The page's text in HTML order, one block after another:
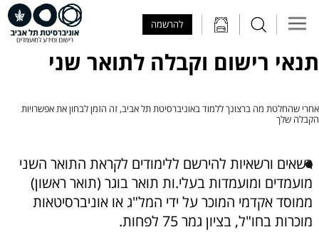
להרשמה
תנאי רישום וקבלה לתואר שני
אחרי שהחלטת מה ברצונך ללמוד באוניברסיטת תל אביב, זה הזמן לבחון את אפשרויות
הקבלה שלך
רשאים ורשאיות להירשם ללימודים לקראת התואר השני
מועמדים ומועמדות בעלי.ות תואר בוגר (תואר ראשון)
ממוסד אקדמי המוכר על ידי המל"ג או אוניברסיטאות
מוכרות בחו"ל, בציון גמר 75 לפחות.